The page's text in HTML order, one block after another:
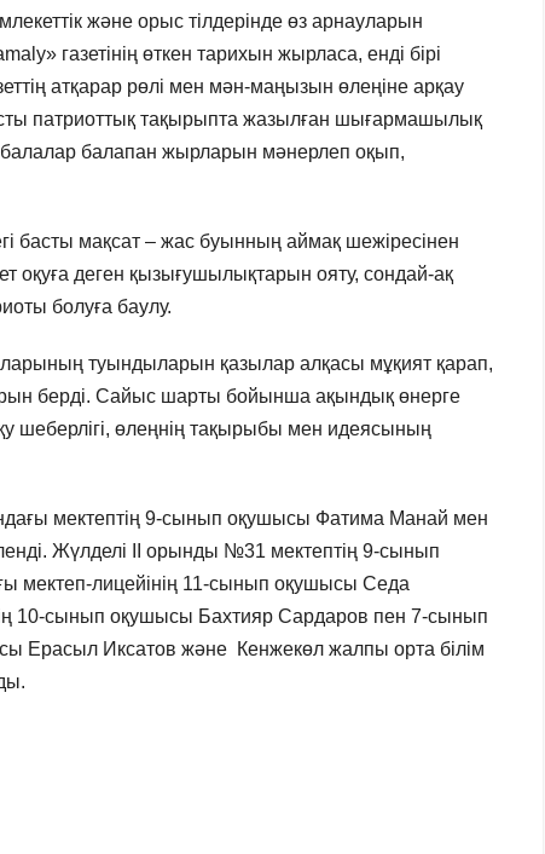
және орыс тілдерінде өз арнауларын
газетінің өткен тарихын жырласа, енді бірі
атқарар рөлі мен мән-маңызын өлеңіне арқау
патриоттық тақырыпта жазылған шығармашылық
балапан жырларын мәнерлеп оқып,
мақсат – жас буынның аймақ шежіресінен
оқуға деген қызығушылықтарын ояту, сондай-ақ
болуға баулу.
туындыларын қазылар алқасы мұқият қарап,
берді. Сайыс шарты бойынша ақындық өнерге
шеберлігі, өлеңнің тақырыбы мен идеясының
мектептің 9-сынып оқушысы Фатима Манай мен
Жүлделі ІІ орынды №31 мектептің 9-сынып
мектеп-лицейінің 11-сынып оқушысы Седа
10-сынып оқушысы Бахтияр Сардаров пен 7-сынып
Ерасыл Иксатов және Кенжекөл жалпы орта білім